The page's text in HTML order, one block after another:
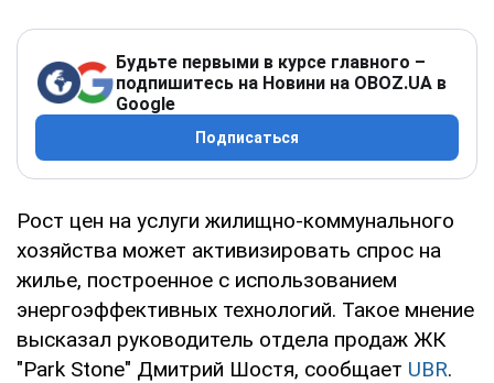
Будьте первыми в курсе главного –
подпишитесь на Новини на OBOZ.UA в
Google
Подписаться
Рост цен на услуги жилищно-коммунального
хозяйства может активизировать спрос на
жилье, построенное с использованием
энергоэффективных технологий. Такое мнение
высказал руководитель отдела продаж ЖК
"Park Stone" Дмитрий Шостя, сообщает UBR.